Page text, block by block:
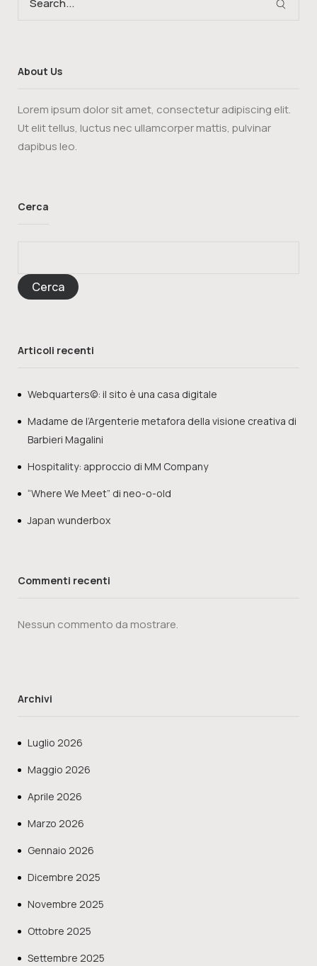
About Us
Lorem ipsum dolor sit amet, consectetur adipiscing elit.
Ut elit tellus, luctus nec ullamcorper mattis, pulvinar
dapibus leo.
Cerca
Cerca
Articoli recenti
Webquarters©: il sito è una casa digitale
Madame de l’Argenterie metafora della visione creativa di
Barbieri Magalini
Hospitality: approccio di MM Company
“Where We Meet” di neo-o-old
Japan wunderbox
Commenti recenti
Nessun commento da mostrare.
Archivi
Luglio 2026
Maggio 2026
Aprile 2026
Marzo 2026
Gennaio 2026
Dicembre 2025
Novembre 2025
Ottobre 2025
Settembre 2025